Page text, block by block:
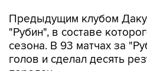
Предыдущим клубом
"Рубин", в составе
сезона. В 93 матчах за
голов и сделал десять